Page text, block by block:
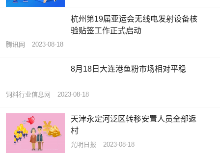
杭州第19届亚运会无线电发射设备核
验贴签工作正式启动
腾讯网 2023-08-18
8月18日大连港鱼粉市场相对平稳
饲料行业信息网 2023-08-18
天津永定河泛区转移安置人员全部返
村
光明日报 2023-08-18